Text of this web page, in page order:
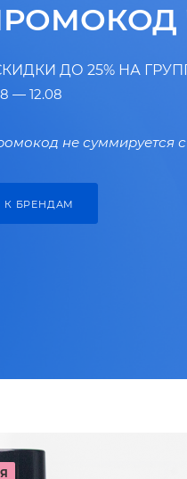
ДО 25% НА
— 12.08
не суммируется
К БРЕНДАМ